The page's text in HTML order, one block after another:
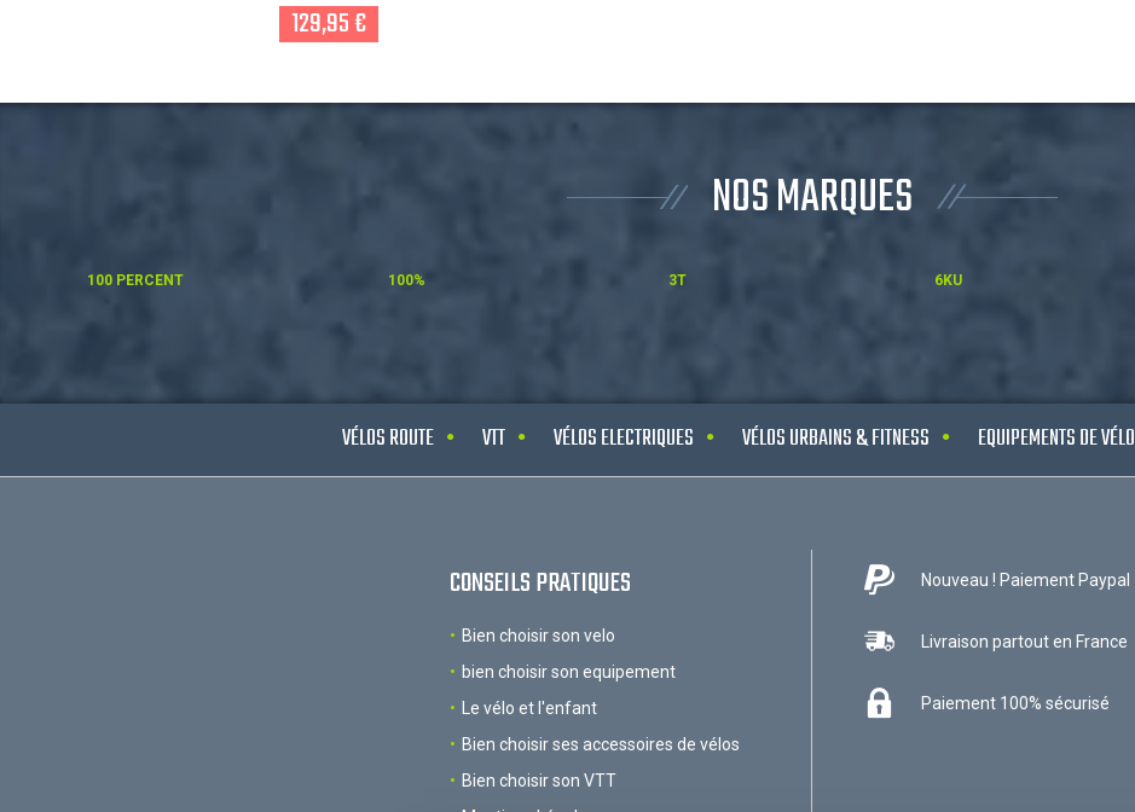
129,95 €
NOS MARQUES
100 PERCENT 100% 3T 6KU
VÉLOS ROUTE VTT VÉLOS ELECTRIQUES VÉLOS URBAINS & FITNESS EQUIPEMENTS DE VÉLO
CONSEILS PRATIQUES
Bien choisir son velo
bien choisir son equipement
Le vélo et l'enfant
Bien choisir ses accessoires de vélos
Bien choisir son VTT
Nouveau ! Paiement Paypal
Livraison partout en France
Paiement 100% sécurisé